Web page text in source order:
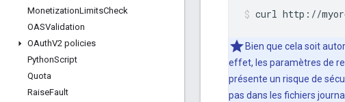
MonetizationLimitsCheck
OASValidation
OAuthV2 policies
PythonScript
Quota
RaiseFault
curl http://
Bien que cela soit
effet, les paramètres de
présente un risque de
pas dans les fichiers